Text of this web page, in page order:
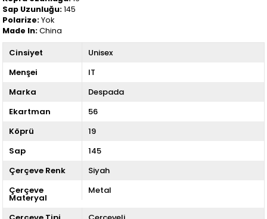
Sap Uzunluğu:145
Polarize:Yok
Made In:China
Cinsiyet
Unisex
Menşei
IT
Marka
Despada
Ekartman
56
Köprü
19
Sap
145
Çerçeve Renk
Siyah
Çerçeve
Materyal
Metal